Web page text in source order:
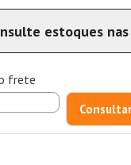
estoques
frete